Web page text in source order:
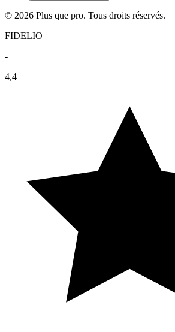
© 2026 Plus que pro. Tous droits réservés.
FIDELIO
-
4,4